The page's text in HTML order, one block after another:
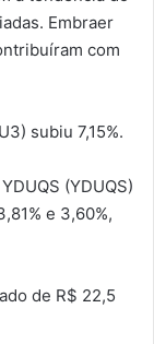
Embraer
com
subiu 7,15%.
(YDUQS)
e 3,60%,
de R$ 22,5